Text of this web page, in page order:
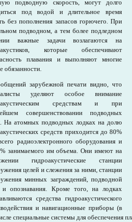
подводную скорость, могут долго
под водой и длительное время
без пополнения запасов горючего. При
подводном, а тем более подледном
важные задачи возлагаются на
которые обеспечивают
плавания и выполняют многие
обязанности.
зарубежной печати видно, что
уделяют особое внимание
средствам и при
совершенствовании подводных
На атомных подводных лодках на долю
средств приходится до 80%
радиоэлектронного оборудования и
занимаемого им объема. Они имеют на
гидроакустические станции
целей и слежения за ними, станции
минных заграждений, подводной
и опознавания. Кроме того, на лодках
средства гидроакустического
и навигационные приборы (в
специальные системы для обеспечения